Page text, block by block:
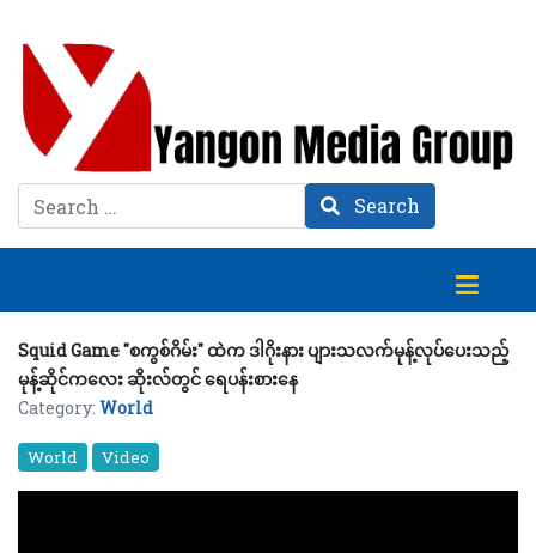
Search Search
Squid Game "စကွစ်ဂိမ်း" ထဲက ဒါဂိုးနား ပျားသလက်မုန့်လုပ်ပေးသည့်
မုန့်ဆိုင်ကလေး ဆိုးလ်တွင် ရေပန်းစားနေ
Category: World
World Video